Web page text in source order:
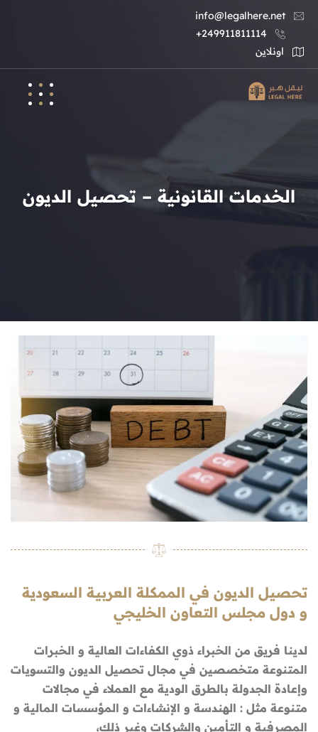
info@legalhere.net
249911811114+
اونلاين
الخدمات القانونية – تحصيل الديون
تحصيل الديون في الممكلة العربية السعودية
و دول مجلس التعاون الخليجي
لدينا فريق من الخبراء ذوي الكفاءات العالية و الخبرات
المتنوعة متخصصين في مجال تحصيل الديون والتسويات
وإعادة الجدولة بالطرق الودية مع العملاء في مجالات
متنوعة مثل : الهندسة و الإنشاءات و المؤسسات المالية و
المصرفية و التأمين والشركات وغير ذلك،